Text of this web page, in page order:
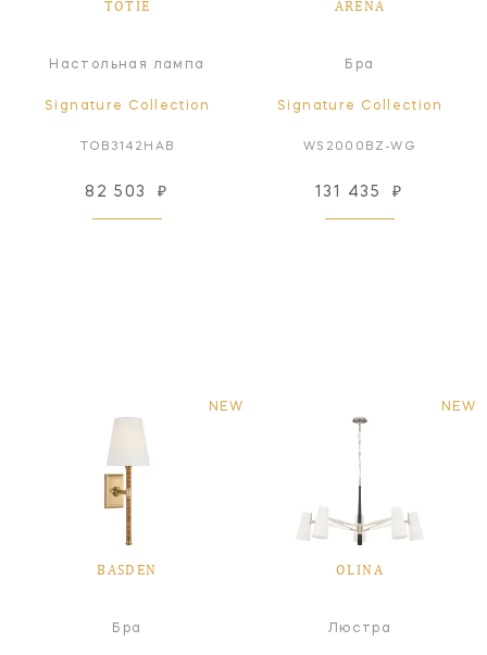
TOTIE
Настольная лампа
Signature Collection
TOB3142HAB
82 503 ₽
ARENA
Бра
Signature Collection
WS2000BZ-WG
131 435 ₽
NEW
BASDEN
Бра
NEW
OLINA
Люстра